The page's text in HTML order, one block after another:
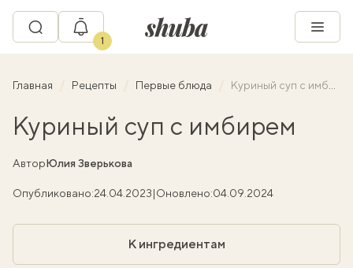
1
Главная Рецепты Первые блюда Куриный суп с имбирем
Куриный суп с имбирем
АвторЮлия Зверькова
Опубликовано:24.04.2023|Оновлено:04.09.2024
К ингредиентам